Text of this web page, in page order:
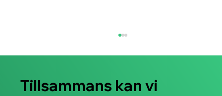
Tillsammans kan vi